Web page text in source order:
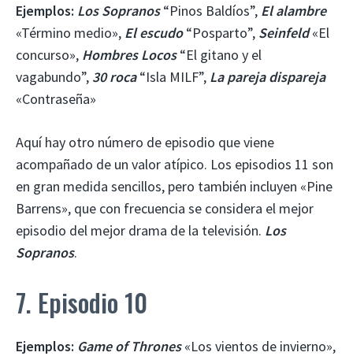
Ejemplos: Los Sopranos“Pinos Baldíos”, El alambre
«Término medio», El escudo“Posparto”, Seinfeld«El
concurso», Hombres Locos“El gitano y el
vagabundo”, 30 roca“Isla MILF”, La pareja dispareja
«Contraseña»
Aquí hay otro número de episodio que viene
acompañado de un valor atípico. Los episodios 11 son
en gran medida sencillos, pero también incluyen «Pine
Barrens», que con frecuencia se considera el mejor
episodio del mejor drama de la televisión. Los
Sopranos.
7. Episodio 10
Ejemplos: Game of Thrones«Los vientos de invierno»,